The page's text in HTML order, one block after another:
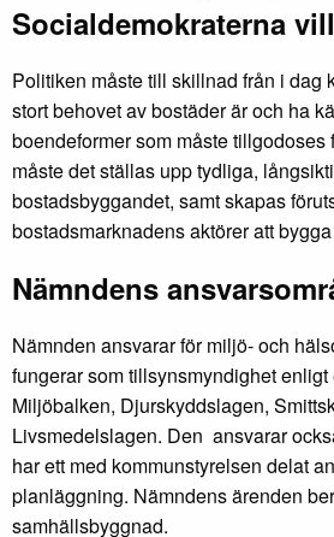
Socialdemokraterna
Politiken måste till skillnad från i dag
stort behovet av bostäder är och ha
boendeformer som måste tillgodoses
måste det ställas upp tydliga,
bostadsbyggandet, samt skapas
bostadsmarknadens aktörer att bygga
Nämndens
Nämnden ansvarar för miljö- och
fungerar som tillsynsmyndighet
Miljöbalken, Djurskyddslagen,
Livsmedelslagen. Den ansvarar
har ett med kommunstyrelsen delat
planläggning. Nämndens ärenden
samhällsbyggnad.